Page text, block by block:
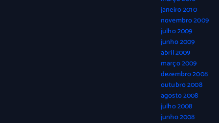
janeiro 2010
novembro 2009
julho 2009
junho 2009
abril 2009
março 2009
dezembro 2008
outubro 2008
agosto 2008
julho 2008
junho 2008